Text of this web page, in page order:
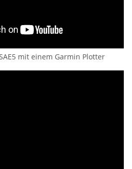
mit einem Garmin Plotter